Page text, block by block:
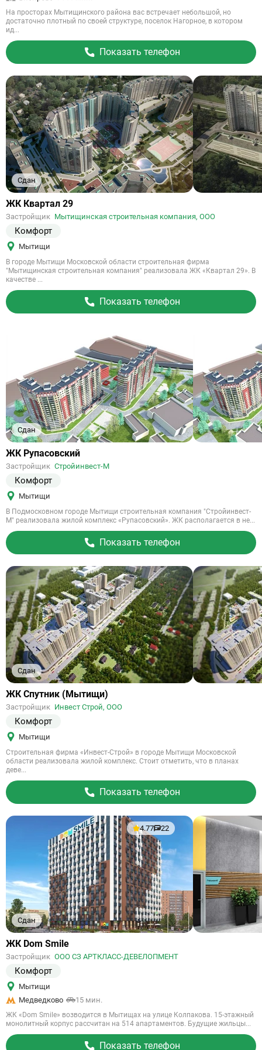
На просторах Мытищинского района вас встречает небольшой, но
достаточно плотный по своей структуре, поселок Нагорное, в котором
ид...
Показать телефон
Сдан
Ссылка
объект
ЖК Квартал 29
Застройщик Мытищинская строительная компания, ООО
Комфорт
Мытищи
В городе Мытищи Московской области строительная фирма
"Мытищинская строительная компания" реализовала ЖК «Квартал 29». В
качестве ...
Показать телефон
Сдан
Ссылка
объект
ЖК Рупасовский
Застройщик Стройинвест-М
Комфорт
Мытищи
В Подмосковном городе Мытищи строительная компания "Стройинвест-
М" реализовала жилой комплекс «Рупасовский». ЖК располагается в не...
Показать телефон
Сдан
Ссылка
объект
ЖК Спутник (Мытищи)
Застройщик Инвест Строй, ООО
Комфорт
Мытищи
Строительная фирма «Инвест-Строй» в городе Мытищи Московской
области реализовала жилой комплекс. Стоит отметить, что в планах
деве...
Показать телефон
Сдан
4.77 22
Ссылка
объект
ЖК Dom Smile
Застройщик ООО СЗ АРТКЛАСС-ДЕВЕЛОПМЕНТ
Комфорт
Мытищи
Медведково
15 мин.
ЖК «Dom Smile» возводится в Мытищах на улице Колпакова. 15-этажный
монолитный корпус рассчитан на 514 апартаментов. Будущие жильцы...
Показать телефон